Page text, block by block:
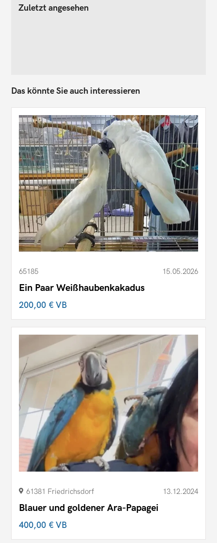
Zuletzt angesehen
Das könnte Sie auch interessieren
65185 15.05.2026
Ein Paar Weißhaubenkakadus
200,00 €VB
61381 Friedrichsdorf 13.12.2024
Blauer und goldener Ara-Papagei
400,00 €VB